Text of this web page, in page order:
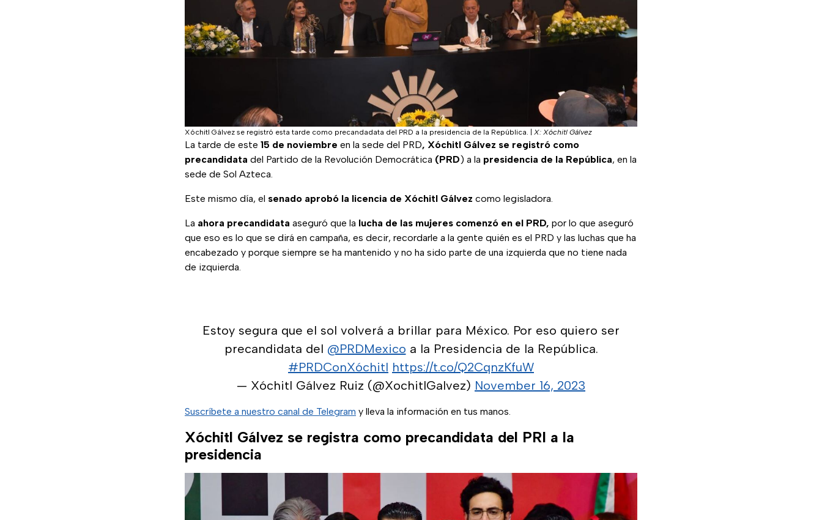
Xóchitl Gálvez se registró esta tarde como precandadata del PRD a la presidencia de la República. X: Xóchitl Gálvez
La tarde de este 15 de noviembre en la sede del PRD, Xóchitl Gálvez se registró como
precandidata del Partido de la Revolución Democrática (PRD) a la presidencia de la República, en la
sede de Sol Azteca.
Este mismo día, el senado aprobó la licencia de Xóchitl Gálvez como legisladora.
La ahora precandidata aseguró que la lucha de las mujeres comenzó en el PRD, por lo que aseguró
que eso es lo que se dirá en campaña, es decir, recordarle a la gente quién es el PRD y las luchas que ha
encabezado y porque siempre se ha mantenido y no ha sido parte de una izquierda que no tiene nada
de izquierda.
Estoy segura que el sol volverá a brillar para México. Por eso quiero ser
precandidata del @PRDMexico a la Presidencia de la República.
#PRDConXóchitl https://t.co/Q2CqnzKfuW
— Xóchitl Gálvez Ruiz (@XochitlGalvez) November 16, 2023
Suscríbete a nuestro canal de Telegram y lleva la información en tus manos.
Xóchitl Gálvez se registra como precandidata del PRI a la
presidencia